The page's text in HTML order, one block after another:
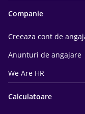
Companie
Creeaza cont de
Anunturi de angajare
We Are HR
Calculatoare